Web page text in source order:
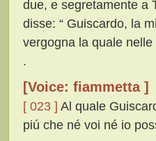
due, e segretamente a
disse: “ Guiscardo, la
vergogna la quale
.
[Voice: fiammetta ]
[ 023 ] Al quale
piú che né voi né io